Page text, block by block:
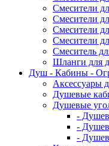
Смесители
Смесители
Смесители
Смесители
Смеситель
Шланги для
Душ - Кабины -
Аксессуары
Душевые
Душевые
-
-
-